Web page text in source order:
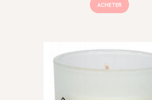
ACHETER